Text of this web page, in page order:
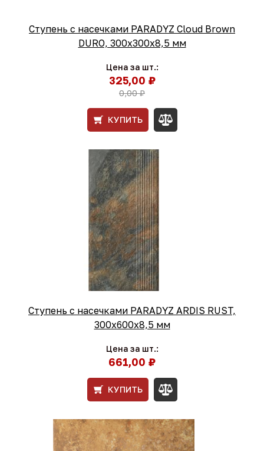
Ступень с насечками PARADYZ Cloud Brown
DURO, 300x300x8,5 мм
Цена за шт.:
325,00 ₽
0,00 ₽
КУПИТЬ
Ступень с насечками PARADYZ ARDIS RUST,
300х600х8,5 мм
Цена за шт.:
661,00 ₽
КУПИТЬ